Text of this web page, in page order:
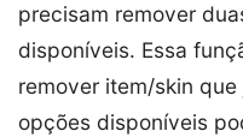
precisam remover
disponíveis. Essa
remover item/skin
opções disponíveis